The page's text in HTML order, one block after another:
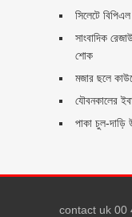
সিলেটে
সাংবাদিক
শোক
মজার ছলে
যৌবনকালের
পাকা চুল-দাড়ি
contact uk 00